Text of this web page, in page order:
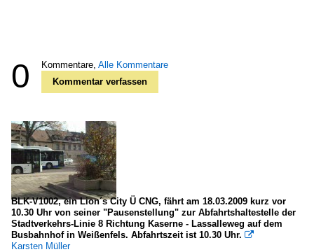
0 Kommentare, Alle Kommentare
Kommentar verfassen
BLK-V1002, ein Lion´s City Ü CNG, fährt am 18.03.2009 kurz vor
10.30 Uhr von seiner "Pausenstellung" zur Abfahrtshaltestelle der
Stadtverkehrs-Linie 8 Richtung Kaserne - Lassalleweg auf dem
Busbahnhof in Weißenfels. Abfahrtszeit ist 10.30 Uhr. 
Karsten Müller